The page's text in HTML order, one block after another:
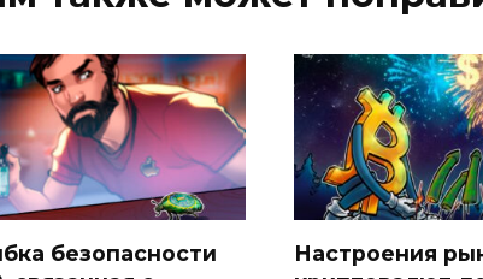
безопасности
Настроения